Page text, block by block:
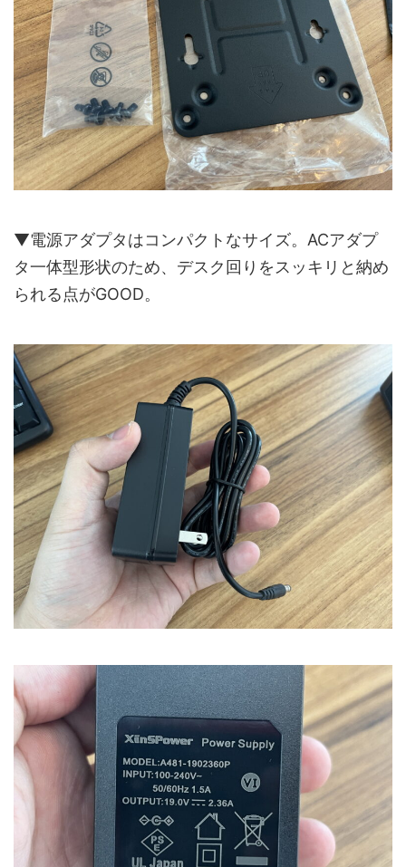
▼電源アダプタはコンパクトなサイズ。ACアダプ
タ一体型形状のため、デスク回りをスッキリと納め
られる点がGOOD。